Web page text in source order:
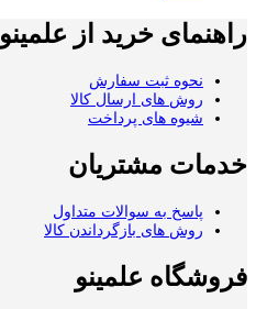
راهنمای خرید از علمینو
نحوه ثبت سفارش
روش های ارسال کالا
شیوه های پرداخت
خدمات مشتریان
پاسخ به سوالات متداول
روش های بازگرداندن کالا
فروشگاه علمینو